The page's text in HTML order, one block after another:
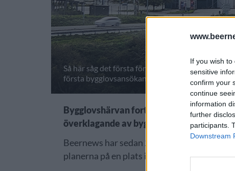
If you wish
sensitive
confirm your
continue
information
further
participants.
Downstream
Så här såg det första förslaget ut för nytt
första bygglovsansökan drogs tillbaka.
Bygglovshärvan fortsätter på Gotland
överklagande av byggplanerna.
Beernews har sedan 2017 följt Gotlands
planerna på en plats i hamnen skrotades